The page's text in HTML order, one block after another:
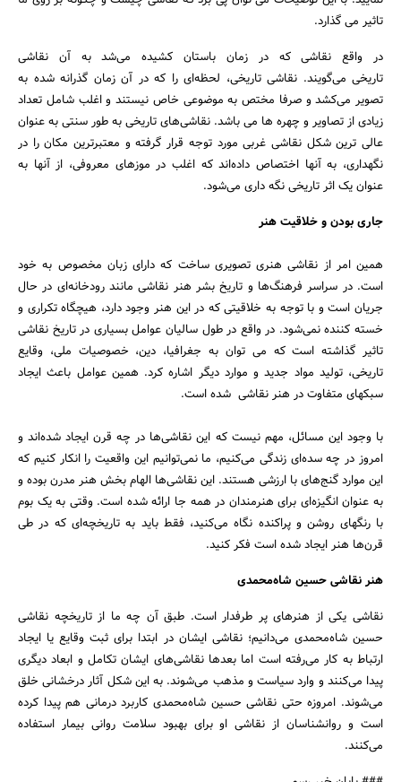
تاثیر می گذارد.
در واقع نقاشی که در زمان باستان کشیده می‌شد به آن نقاشی
تاریخی می‌گویند. نقاشی تاریخی، لحظه‌ای را که در آن زمان گذرانه شده به
تصویر می‌کشد و صرفا مختص به موضوعی خاص نیستند و اغلب شامل تعداد
زیادی از تصاویر و چهره ها می باشد. نقاشی‌های تاریخی به طور سنتی به عنوان
عالی ترین شکل نقاشی غربی مورد توجه قرار گرفته و معتبرترین مکان را در
نگهداری، به آنها اختصاص داده‌اند که اغلب در موزهای معروفی، از آنها به
عنوان یک اثر تاریخی نگه داری می‌شود.
جاری بودن و خلاقیت هنر
همین امر از نقاشی هنری تصویری ساخت که دارای زبان مخصوص به خود
است. در سراسر فرهنگ‌ها و تاریخ بشر هنر نقاشی مانند رودخانه‌ای در حال
جریان است و با توجه به خلاقیتی که در این هنر وجود دارد، هیچگاه تکراری و
خسته کننده نمی‌شود. در واقع در طول سالیان عوامل بسیاری در تاریخ نقاشی
تاثیر گذاشته است که می توان به جغرافیا، دین، خصوصیات ملی، وقایع
تاریخی، تولید مواد جدید و موارد دیگر اشاره کرد. همین عوامل باعث ایجاد
سبکهای متفاوت در هنر نقاشی شده است.
با وجود این مسائل، مهم نیست که این نقاشی‌ها در چه قرن ایجاد شده‌اند و
امروز در چه سده‌ای زندگی می‌کنیم، ما نمی‌توانیم این واقعیت را انکار کنیم که
این موارد گنج‌های با ارزشی هستند. این نقاشی‌ها الهام بخش هنر مدرن بوده و
به عنوان انگیزه‌ای برای هنرمندان در همه جا ارائه شده است. وقتی به یک بوم
با رنگهای روشن و پراکنده نگاه می‌کنید، فقط باید به تاریخچه‌ای که در طی
قرن‌ها هنر ایجاد شده است فکر کنید.
هنر نقاشی حسین شاه‌محمدی
نقاشی یکی از هنرهای پر طرفدار است. طبق آن چه ما از تاریخچه نقاشی
حسین شاه‌محمدی می‌دانیم؛ نقاشی ایشان در ابتدا برای ثبت وقایع یا ایجاد
ارتباط به کار می‌رفته است اما بعدها نقاشی‌های ایشان تکامل و ابعاد دیگری
پیدا می‌کنند و وارد سیاست و مذهب می‌شوند. به این شکل آثار درخشانی خلق
می‌شوند. امروزه حتی نقاشی حسین شاه‌محمدی کاربرد درمانی هم پیدا کرده
است و روانشناسان از نقاشی او برای بهبود سلامت روانی بیمار استفاده
می‌کنند.